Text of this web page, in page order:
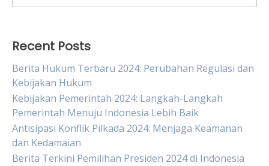
for:
Recent Posts
Berita Hukum Terbaru 2024: Perubahan Regulasi dan
Kebijakan Hukum
Kebijakan Pemerintah 2024: Langkah-Langkah
Pemerintah Menuju Indonesia Lebih Baik
Antisipasi Konflik Pilkada 2024: Menjaga Keamanan
dan Kedamaian
Berita Terkini Pemilihan Presiden 2024 di Indonesia